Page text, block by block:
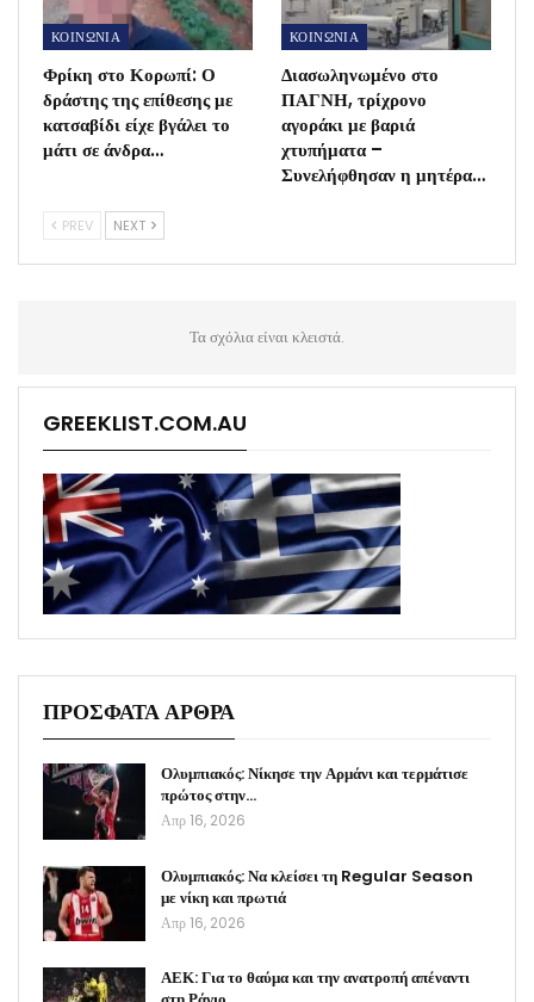
ΚΟΙΝΩΝΙΑ
Φρίκη στο Κορωπί: Ο
δράστης της επίθεσης με
κατσαβίδι είχε βγάλει το
μάτι σε άνδρα…
ΚΟΙΝΩΝΙΑ
Διασωληνωμένο στο
ΠΑΓΝΗ, τρίχρονο
αγοράκι με βαριά
χτυπήματα –
Συνελήφθησαν η μητέρα…
PREV NEXT
Τα σχόλια είναι κλειστά.
GREEKLIST.COM.AU
ΠΡΟΣΦΑΤΑ ΑΡΘΡΑ
Ολυμπιακός: Νίκησε την Αρμάνι και τερμάτισε
πρώτος στην…
Απρ 16, 2026
Ολυμπιακός: Να κλείσει τη Regular Season
με νίκη και πρωτιά
Απρ 16, 2026
ΑΕΚ: Για το θαύμα και την ανατροπή απέναντι